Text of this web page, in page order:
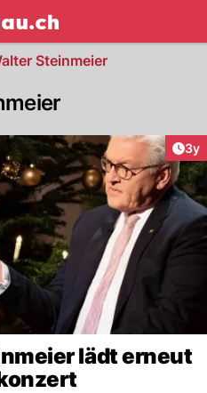
NAU.ch
Steinmeier
3y
lädt erneut